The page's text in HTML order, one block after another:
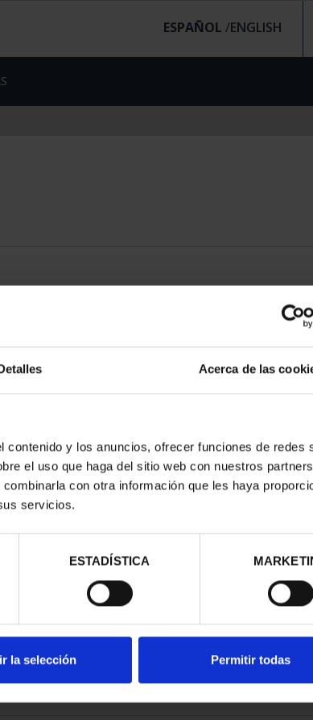
Acerca de las
y los anuncios, ofrecer funciones de redes
el uso que haga del sitio web con nuestros
con otra información que les haya
servicios.
ESTADÍSTICA
la selección Permitir todas
ESPAÑOL /
ESPAÑOLAS -
CACERES